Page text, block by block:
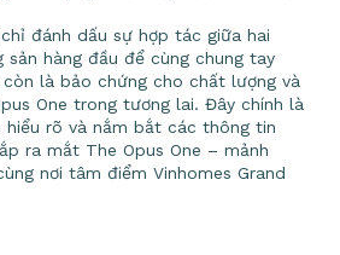
đánh dấu sự hợp tác giữa hai
sản hàng đầu để cùng chung tay
là bảo chứng cho chất lượng và
One trong tương lai. Đây chính là
rõ và nắm bắt các thông tin
ra mắt The Opus One – mảnh
nơi tâm điểm Vinhomes Grand